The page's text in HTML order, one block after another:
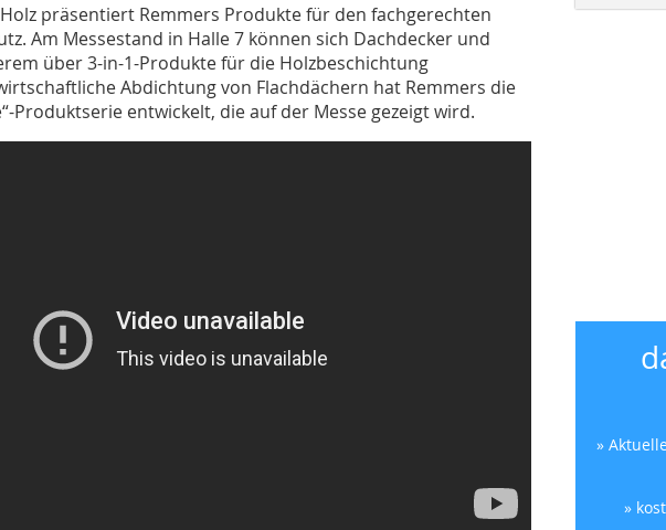
präsentiert Remmers Produkte für den fachgerechten
Am Messestand in Halle 7 können sich Dachdecker und
über 3-in-1-Produkte für die Holzbeschichtung
Abdichtung von Flachdächern hat Remmers die
Produktserie entwickelt, die auf der Messe gezeigt wird.
»
»